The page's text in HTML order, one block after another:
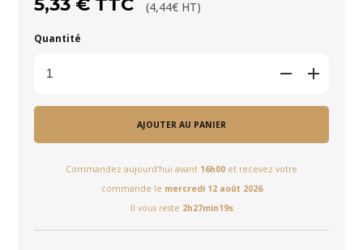
(4,44€ HT)
Quantité
AJOUTER AU PANIER
Commandez aujourd'hui avant 16h00 et recevez votre
commande le mercredi 12 août 2026
Il vous reste 2h27min19s